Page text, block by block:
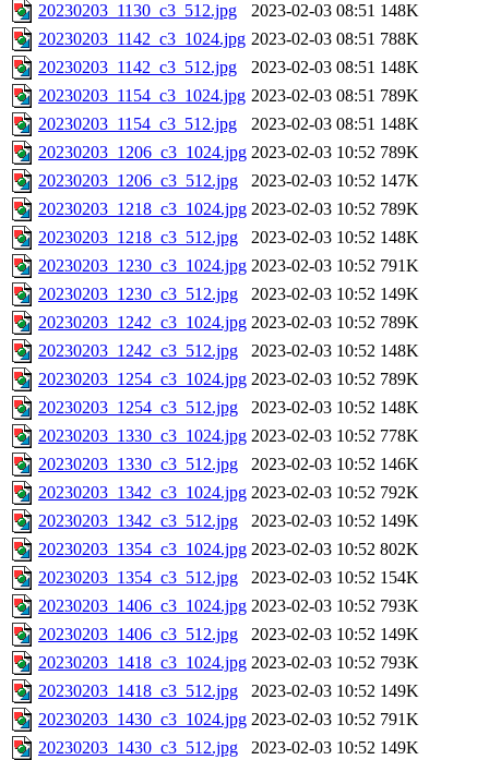
20230203_1130_c3_512.jpg
2023-02-03 08:51 148K
20230203_1142_c3_1024.jpg 2023-02-03 08:51 788K
20230203_1142_c3_512.jpg
2023-02-03 08:51 148K
20230203_1154_c3_1024.jpg 2023-02-03 08:51 789K
20230203_1154_c3_512.jpg
2023-02-03 08:51 148K
20230203_1206_c3_1024.jpg 2023-02-03 10:52 789K
20230203_1206_c3_512.jpg
2023-02-03 10:52 147K
20230203_1218_c3_1024.jpg 2023-02-03 10:52 789K
20230203_1218_c3_512.jpg
2023-02-03 10:52 148K
20230203_1230_c3_1024.jpg 2023-02-03 10:52 791K
20230203_1230_c3_512.jpg
2023-02-03 10:52 149K
20230203_1242_c3_1024.jpg 2023-02-03 10:52 789K
20230203_1242_c3_512.jpg
2023-02-03 10:52 148K
20230203_1254_c3_1024.jpg 2023-02-03 10:52 789K
20230203_1254_c3_512.jpg
2023-02-03 10:52 148K
20230203_1330_c3_1024.jpg 2023-02-03 10:52 778K
20230203_1330_c3_512.jpg
2023-02-03 10:52 146K
20230203_1342_c3_1024.jpg 2023-02-03 10:52 792K
20230203_1342_c3_512.jpg
2023-02-03 10:52 149K
20230203_1354_c3_1024.jpg 2023-02-03 10:52 802K
20230203_1354_c3_512.jpg
2023-02-03 10:52 154K
20230203_1406_c3_1024.jpg 2023-02-03 10:52 793K
20230203_1406_c3_512.jpg
2023-02-03 10:52 149K
20230203_1418_c3_1024.jpg 2023-02-03 10:52 793K
20230203_1418_c3_512.jpg
2023-02-03 10:52 149K
20230203_1430_c3_1024.jpg 2023-02-03 10:52 791K
20230203_1430_c3_512.jpg
2023-02-03 10:52 149K